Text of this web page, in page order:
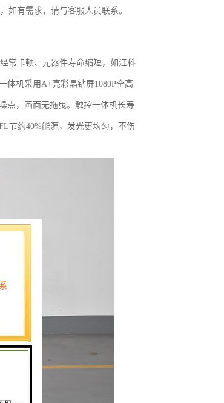
如有需求，请与客服人员联系。
常卡顿、元器件寿命缩短，如江科
体机采用A+亮彩晶钻屏1080P全高
点，画面无拖曳。触控一体机长寿
节约40%能源，发光更均匀，不伤